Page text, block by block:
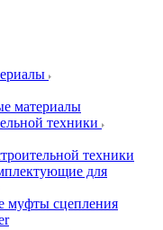
материалы
техники
техники
для
муфты сцепления